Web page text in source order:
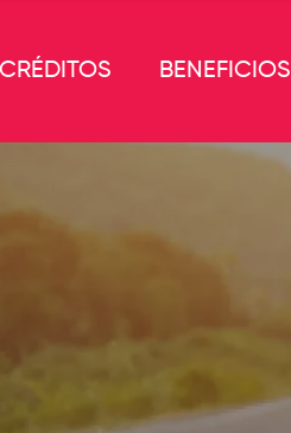
CRÉDITOS BENEFICIOS